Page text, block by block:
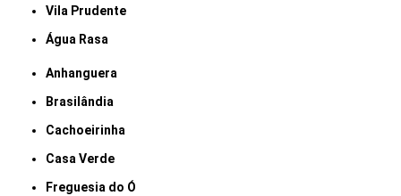
Vila Prudente
Água Rasa
Anhanguera
Brasilândia
Cachoeirinha
Casa Verde
Freguesia do Ó